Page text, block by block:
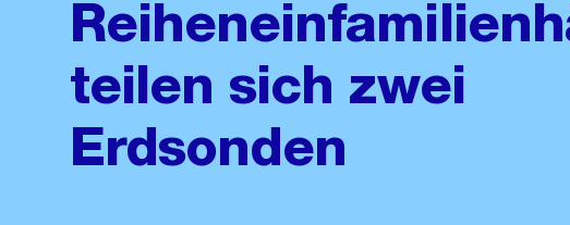
teilen sich zwei
Erdsonden